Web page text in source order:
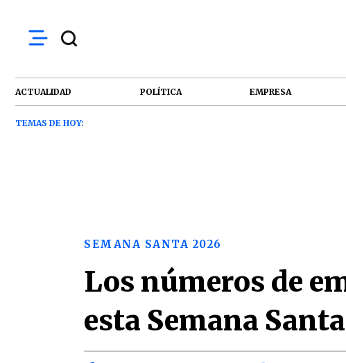
ACTUALIDAD POLÍTICA EMPRESA
TEMAS DE HOY:
SEMANA SANTA 2026
Los números de
esta Semana